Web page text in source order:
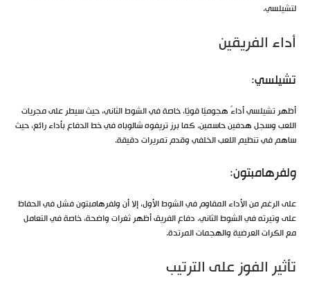
لتشيلسي.
أداء الفريقين
تشيلسي:
أظهر تشيلسي أداءً هجوميًا قويًا، خاصة في الشوط الثاني، حيث سيطر على مجريات
اللعب وسجل هدفين حاسمين. كما برز تريفوه شالوباه في خط الدفاع بأداء رائع، حيث
ساهم في تنظيم اللعب الخلفي وقدم تمريرات دقيقة.
ولفرهامبتون:
على الرغم من الأداء المقاوم في الشوط الأول، إلا أن ولفرهامبتون فشل في الحفاظ
على وتيرته في الشوط الثاني. دفاع الفريق أظهر ثغرات واضحة، خاصة في التعامل
مع الكرات العرضية والهجمات المرتدة.
تأثير الفوز على الترتيب